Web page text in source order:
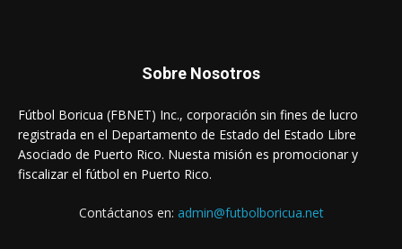
Sobre Nosotros
Fútbol Boricua (FBNET) Inc., corporación sin fines de lucro
registrada en el Departamento de Estado del Estado Libre
Asociado de Puerto Rico. Nuesta misión es promocionar y
fiscalizar el fútbol en Puerto Rico.
Contáctanos en: admin@futbolboricua.net